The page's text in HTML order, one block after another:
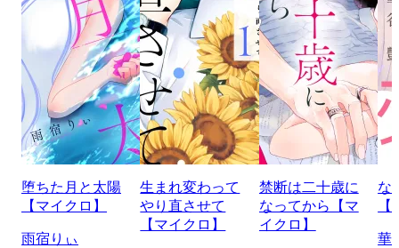
堕ちた月と太陽
【マイクロ】
雨宿りぃ
生まれ変わって
やり直させて
【マイクロ】
禁断は二十歳に
なってから【マ
イクロ】
な
華